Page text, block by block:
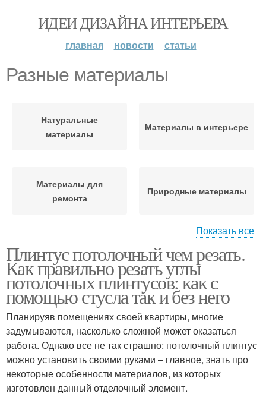
ИДЕИ ДИЗАЙНА ИНТЕРЬЕРА
главная новости статьи
Разные материалы
Натуральные
материалы
Материалы в интерьере
Материалы для
ремонта
Природные материалы
Природный материал Материал для поделок
Материалы в дизайне Материалы для отделки
Облицовочный
материал
Показать все
Плинтус потолочный чем резать.
Как правильно резать углы
потолочных плинтусов: как с
помощью стусла так и без него
Планируяв помещениях своей квартиры, многие
задумываются, насколько сложной может оказаться
работа. Однако все не так страшно: потолочный плинтус
можно установить своими руками – главное, знать про
некоторые особенности материалов, из которых
изготовлен данный отделочный элемент.